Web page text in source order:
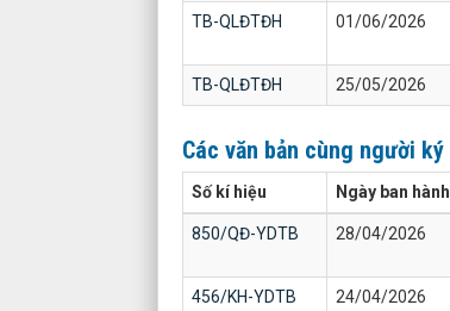
TB-QLĐTĐH 01/06/2026
TB-QLĐTĐH 25/05/2026
Các văn bản cùng người ký
Số kí hiệu Ngày ban hành
850/QĐ-YDTB 28/04/2026
456/KH-YDTB 24/04/2026